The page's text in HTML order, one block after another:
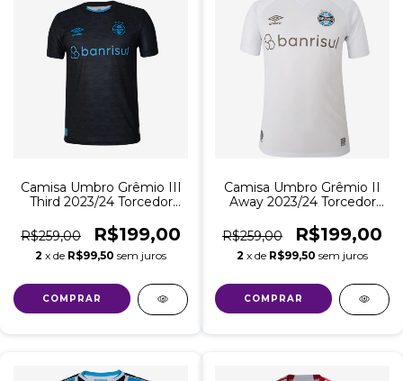
Camisa Umbro Grêmio III
Third 2023/24 Torcedor
Azul
R$259,00 R$199,00
2 x de R$99,50 sem juros
COMPRAR
Camisa Umbro Grêmio II
Away 2023/24 Torcedor
R$259,00
R$199,00
2 x de R$99,50 sem juros
COMPRAR